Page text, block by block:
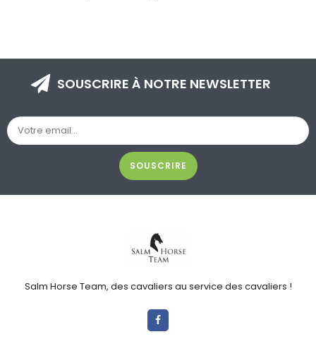
SOUSCRIRE À NOTRE NEWSLETTER
SOUSCRIRE
Salm Horse Team, des cavaliers au service des cavaliers !